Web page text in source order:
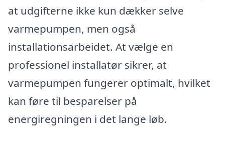
at udgifterne ikke kun dækker selve
varmepumpen, men også
installationsarbeidet. At vælge en
professionel installatør sikrer, at
varmepumpen fungerer optimalt, hvilket
kan føre til besparelser på
energiregningen i det lange løb.